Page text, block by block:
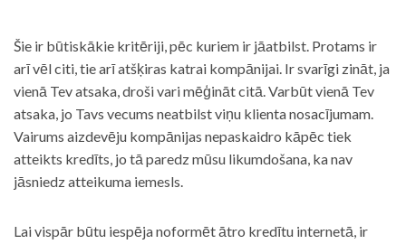
Šie ir būtiskākie kritēriji, pēc kuriem ir jāatbilst. Protams ir
arī vēl citi, tie arī atšķiras katrai kompānijai. Ir svarīgi zināt, ja
vienā Tev atsaka, droši vari mēģināt citā. Varbūt vienā Tev
atsaka, jo Tavs vecums neatbilst viņu klienta nosacījumam.
Vairums aizdevēju kompānijas nepaskaidro kāpēc tiek
atteikts kredīts, jo tā paredz mūsu likumdošana, ka nav
jāsniedz atteikuma iemesls.
Lai vispār būtu iespēja noformēt ātro kredītu internetā, ir